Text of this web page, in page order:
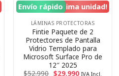
¡Ultima unidad!
Envío rápido
LÁMINAS PROTECTORAS
Fintie Paquete de 2
Protectores de Pantalla
Vidrio Templado para
Microsoft Surface Pro de
12″ 2025
$52.990 $29.990 IVA Incl.